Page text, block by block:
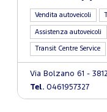
Vendita autoveicoli
Assistenza autoveicoli
Transit Centre Service
Via Bolzano 61 -
Tel. 0461957327